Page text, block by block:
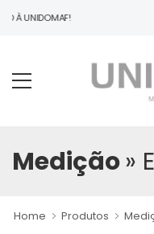
À UNIDOMAF!
Medição»
Home Produtos